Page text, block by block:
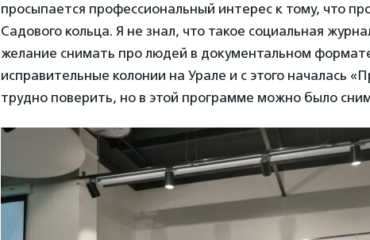
просыпается профессиональный интерес к тому, что
Садового кольца. Я не знал, что такое социальная
желание снимать про людей в документальном
исправительные колонии на Урале и с этого началась
трудно поверить, но в этой программе можно было